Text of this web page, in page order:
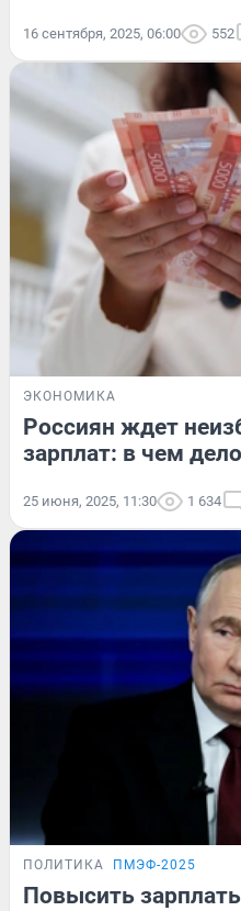
16 сентября, 2025, 06:00 552
ЭКОНОМИКА
Россиян ждет
зарплат: в чем дело
25 июня, 2025, 11:30 1 634
ПОЛИТИКА ПМЭФ-2025
Повысить